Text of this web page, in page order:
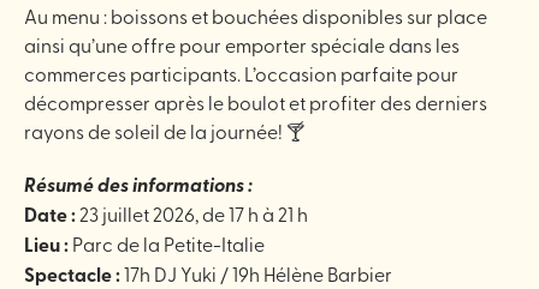
Au menu : boissons et bouchées disponibles sur place
ainsi qu’une offre pour emporter spéciale dans les
commerces participants. L’occasion parfaite pour
décompresser après le boulot et profiter des derniers
rayons de soleil de la journée! 🍸
Résumé des informations :
Date :23 juillet 2026, de 17 h à 21 h
Lieu :Parc de la Petite-Italie
Spectacle :17h DJ Yuki / 19h Hélène Barbier